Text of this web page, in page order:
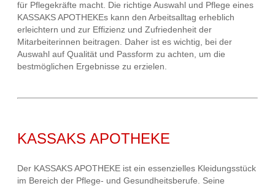
für Pflegekräfte macht. Die richtige Auswahl und Pflege eines
KASSAKS APOTHEKEs kann den Arbeitsalltag erheblich
erleichtern und zur Effizienz und Zufriedenheit der
Mitarbeiterinnen beitragen. Daher ist es wichtig, bei der
Auswahl auf Qualität und Passform zu achten, um die
bestmöglichen Ergebnisse zu erzielen.
KASSAKS APOTHEKE
Der KASSAKS APOTHEKE ist ein essenzielles Kleidungsstück
im Bereich der Pflege- und Gesundheitsberufe. Seine